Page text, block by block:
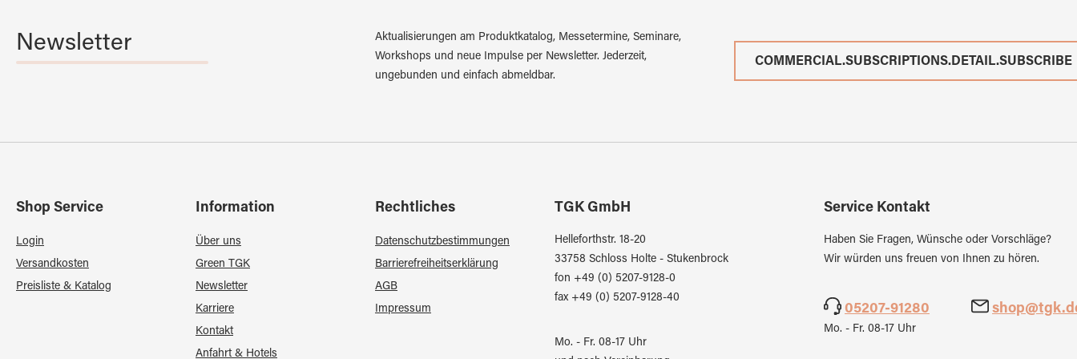
Newsletter
Aktualisierungen am Produktkatalog, Messetermine, Seminare,
Workshops und neue Impulse per Newsletter. Jederzeit,
ungebunden und einfach abmeldbar.
COMMERCIAL.SUBSCRIPTIONS.DETAIL.SUBSCRIBE
Shop Service
Login
Versandkosten
Preisliste & Katalog
Information
Über uns
Green TGK
Newsletter
Karriere
Kontakt
Anfahrt & Hotels
Rechtliches
Datenschutzbestimmungen
Barrierefreiheitserklärung
AGB
Impressum
TGK GmbH
Helleforthstr. 18-20
33758 Schloss Holte - Stukenbrock
fon +49 (0) 5207-9128-0
fax +49 (0) 5207-9128-40
Mo. - Fr. 08-17 Uhr
Service Kontakt
Haben Sie Fragen, Wünsche oder Vorschläge?
Wir würden uns freuen von Ihnen zu hören.
05207-91280
Mo. - Fr. 08-17 Uhr